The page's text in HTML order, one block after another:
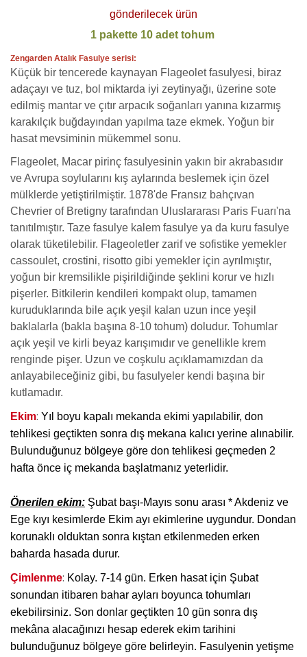
gönderilecek ürün
1 pakette 10 adet tohum
Zengarden Atalık Fasulye serisi:
Küçük bir tencerede kaynayan Flageolet fasulyesi, biraz
adaçayı ve tuz, bol miktarda iyi zeytinyağı, üzerine sote
edilmiş mantar ve çıtır arpacık soğanları yanına kızarmış
karakılçık buğdayından yapılma taze ekmek. Yoğun bir
hasat mevsiminin mükemmel sonu.
Flageolet, Macar pirinç fasulyesinin yakın bir akrabasıdır
ve Avrupa soylularını kış aylarında beslemek için özel
mülklerde yetiştirilmiştir. 1878'de Fransız bahçıvan
Chevrier of Bretigny tarafından Uluslararası Paris Fuarı'na
tanıtılmıştır. Taze fasulye kalem fasulye ya da kuru fasulye
olarak tüketilebilir. Flageoletler zarif ve sofistike yemekler
cassoulet, crostini, risotto gibi yemekler için ayrılmıştır,
yoğun bir kremsilikle pişirildiğinde şeklini korur ve hızlı
pişerler. Bitkilerin kendileri kompakt olup, tamamen
kuruduklarında bile açık yeşil kalan uzun ince yeşil
baklalarla (bakla başına 8-10 tohum) doludur. Tohumlar
açık yeşil ve kirli beyaz karışımıdır ve genellikle krem
renginde pişer. Uzun ve coşkulu açıklamamızdan da
anlayabileceğiniz gibi, bu fasulyeler kendi başına bir
kutlamadır.
Ekim: Yıl boyu kapalı mekanda ekimi yapılabilir, don
tehlikesi geçtikten sonra dış mekana kalıcı yerine alınabilir.
Bulunduğunuz bölgeye göre don tehlikesi geçmeden 2
hafta önce iç mekanda başlatmanız yeterlidir.
Önerilen ekim: Şubat başı-Mayıs sonu arası * Akdeniz ve
Ege kıyı kesimlerde Ekim ayı ekimlerine uygundur. Dondan
korunaklı olduktan sonra kıştan etkilenmeden erken
baharda hasada durur.
Çimlenme: Kolay. 7-14 gün. Erken hasat için Şubat
sonundan itibaren bahar ayları boyunca tohumları
ekebilirsiniz. Son donlar geçtikten 10 gün sonra dış
mekâna alacağınızı hesap ederek ekim tarihini
bulunduğunuz bölgeye göre belirleyin. Fasulyenin yetişme